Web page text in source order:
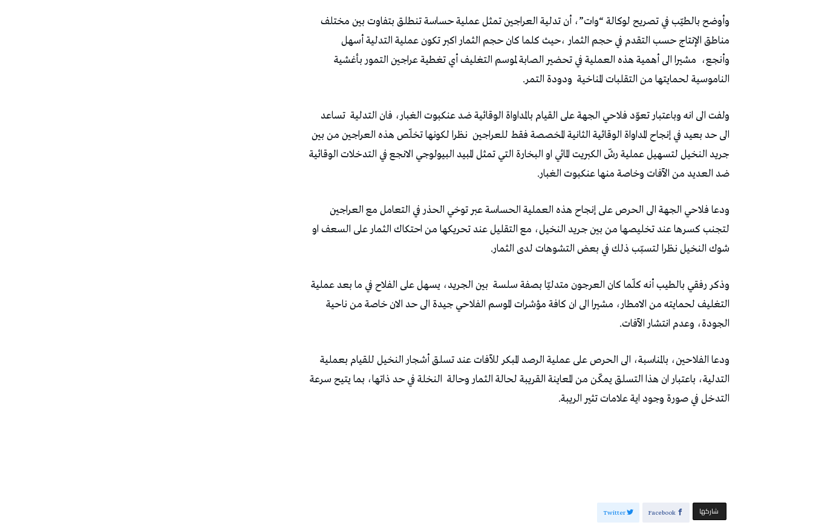
وأوضح بالطيّب في تصريح لوكالة “وات”، أن تدلية العراجين تمثل عملية حساسة تنطلق بتفاوت بين مختلف
مناطق الإنتاج حسب التقدم في حجم الثمار ،حيث كلما كان حجم الثمار اكبر تكون عملية التدلية أسهل
وأنجع، مشيرا الى أهمية هذه العملية في تحضير الصابة لموسم التغليف أي تغطية عراجين التمور بأغشية
الناموسية لحمايتها من التقلبات المناخية ودودة التمر.
ولفت الى انه وباعتبار تعوّد فلاحي الجهة على القيام بالمداواة الوقائية ضد عنكبوت الغبار، فان التدلية تساعد
الى حد بعيد في إنجاح المداواة الوقائية الثانية المخصصة فقط للعراجين نظرا لكونها تخلّص هذه العراجين من بين
جريد النخيل لتسهيل عملية رشّ الكبريت المائي او البخارة التي تمثل المبيد البيولوجي الانجع في التدخلات الوقائية
ضد العديد من الآفات وخاصة منها عنكبوت الغبار.
ودعا فلاحي الجهة الى الحرص على إنجاح هذه العملية الحساسة عبر توخي الحذر في التعامل مع العراجين
لتجنب كسرها عند تخليصها من بين جريد النخيل، مع التقليل عند تحريكها من احتكاك الثمار على السعف او
شوك النخيل نظرا لتسبّب ذلك في بعض التشوهات لدى الثمار.
وذكر رفقي بالطيب أنه كلّما كان العرجون متدليّا بصفة سلسة بين الجريد، يسهل على الفلاح في ما بعد عملية
التغليف لحمايته من الامطار، مشيرا الى ان كافة مؤشرات الموسم الفلاحي جيدة الى حد الان خاصة من ناحية
الجودة، وعدم انتشار الآفات.
ودعا الفلاحين، بالمناسبة، الى الحرص على عملية الرصد المبكر للآفات عند تسلق أشجار النخيل للقيام بعملية
التدلية، باعتبار ان هذا التسلق يمكّن من المعاينة القريبة لحالة الثمار وحالة النخلة في حد ذاتها، بما يتيح سرعة
التدخل في صورة وجود اية علامات تثير الريبة.
‫‫ شاركها‬ Facebook
Twitter